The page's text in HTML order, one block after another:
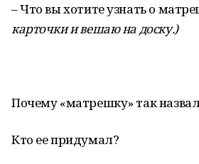
– Что вы хотите узнать о
карточки и вешаю на доску.)
Почему «матрешку» так
Кто ее придумал?